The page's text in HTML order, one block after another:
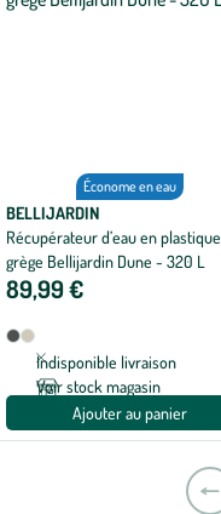
Économe en eau
BELLIJARDIN
Récupérateur d’eau en plastique
grège Bellijardin Dune - 320 L
89,99 €
Disponible
coloris
Anthracite
Gris
argile
Indisponible livraison
Voir stock magasin
Ajouter au panier